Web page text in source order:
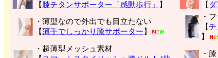
【 膝チタンサポーター「感動歩行」 】
【
・薄型なので外出でも目立たない
【薄手でしっかり膝サポーター 】
・
【チ
】
・超薄型メッシュ素材
・